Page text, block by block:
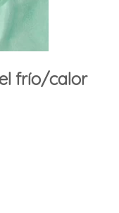
frío/calor